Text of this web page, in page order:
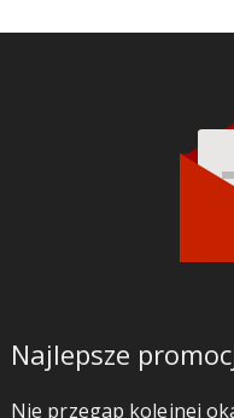
Najlepsze
Nie przegap kolejnej